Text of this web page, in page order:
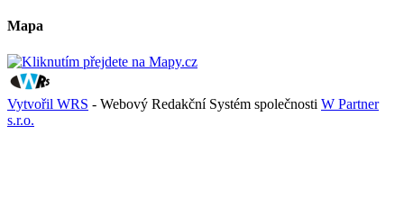
Mapa
Vytvořil WRS - Webový Redakční Systém společnosti W Partner
s.r.o.